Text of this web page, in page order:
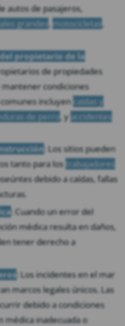
autos de pasajeros,
grandes motocicletas
propietario de la
de propiedades
condiciones
incluyen caídas y
de perro , y accidentes
: Los sitios pueden
tanto para los trabajadores
debido a caídas, fallas
: Cuando un error del
médica resulta en daños,
tener derecho a
: Los incidentes en el mar
marcos legales únicos. Las
debido a condiciones
médica inadecuada o